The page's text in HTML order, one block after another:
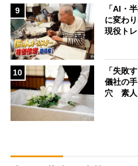
9
「AI・
に変わ
現役ト
10
「失敗
儀社の
穴 素